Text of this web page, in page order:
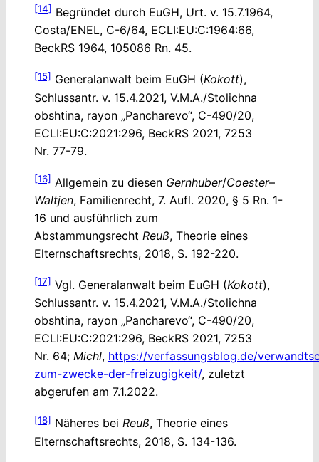
[14] Begründet durch EuGH, Urt. v. 15.7.1964,
Costa/ENEL, C-6/64, ECLI:EU:C:1964:66,
BeckRS 1964, 105086 Rn. 45.
[15] Generalanwalt beim EuGH (Kokott),
Schlussantr. v. 15.4.2021, V.M.A./Stolichna
obshtina, rayon „Pancharevo“, C-490/20,
ECLI:EU:C:2021:296, BeckRS 2021, 7253
Nr. 77-79.
[16] Allgemein zu diesen Gernhuber/Coester–
Waltjen, Familienrecht, 7. Aufl. 2020, § 5 Rn. 1-
16 und ausführlich zum
Abstammungsrecht Reuß, Theorie eines
Elternschaftsrechts, 2018, S. 192-220.
[17] Vgl. Generalanwalt beim EuGH (Kokott),
Schlussantr. v. 15.4.2021, V.M.A./Stolichna
obshtina, rayon „Pancharevo“, C-490/20,
ECLI:EU:C:2021:296, BeckRS 2021, 7253
Nr. 64; Michl, https://verfassungsblog.de/
zum-zwecke-der-freizugigkeit/, zuletzt
abgerufen am 7.1.2022.
[18] Näheres bei Reuß, Theorie eines
Elternschaftsrechts, 2018, S. 134-136.